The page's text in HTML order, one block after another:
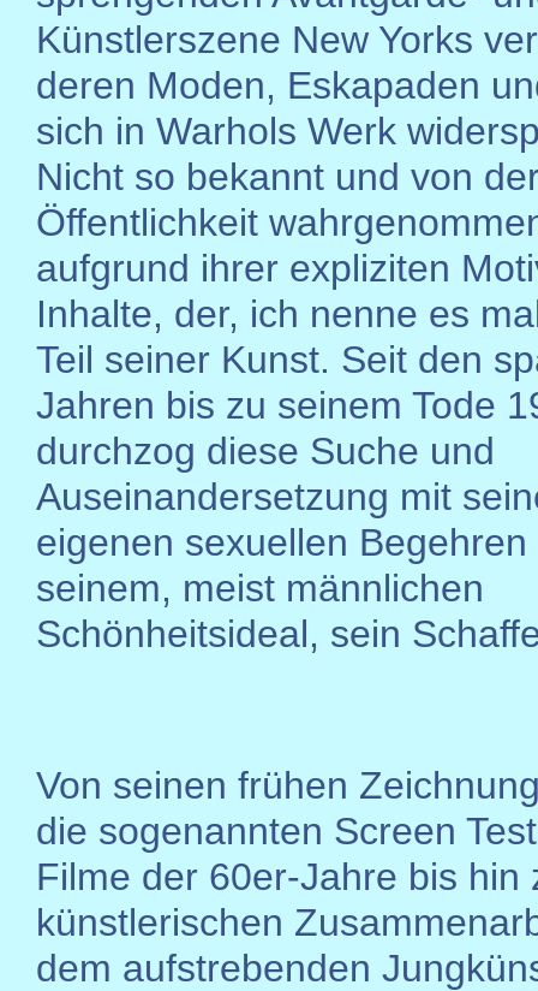
Künstlerszene New Yorks
deren Moden, Eskapaden
sich in Warhols Werk
Nicht so bekannt und von
Öffentlichkeit
aufgrund ihrer expliziten
Inhalte, der, ich nenne es
Teil seiner Kunst. Seit den
Jahren bis zu seinem Tode
durchzog diese Suche und
Auseinandersetzung mit
eigenen sexuellen Begehren
seinem, meist männlichen
Schönheitsideal, sein
Von seinen frühen
die sogenannten Screen
Filme der 60er-Jahre bis hin
künstlerischen
dem aufstrebenden